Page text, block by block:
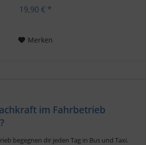
19,90 € *
Merken
im Fahrbetrieb
begegnen dir jeden Tag in Bus und Taxi.